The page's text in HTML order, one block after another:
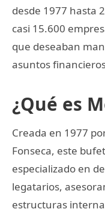
desde 1977 hasta
casi 15.600
que deseaban
asuntos
¿Qué es
Creada en 1977
Fonseca, este
especializado en
legatarios,
estructuras